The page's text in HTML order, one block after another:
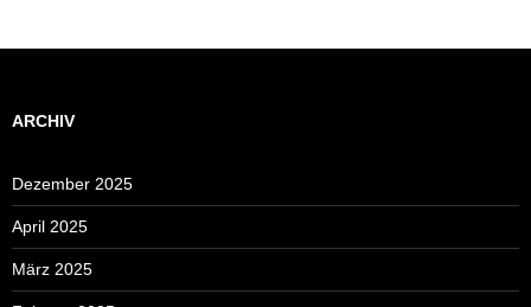
ARCHIV
Dezember 2025
April 2025
März 2025